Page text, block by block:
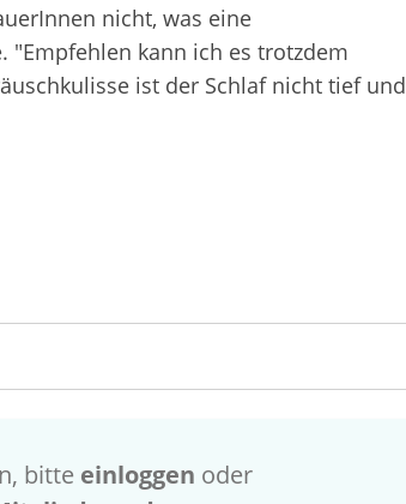
nicht, was eine
kann ich es trotzdem
ist der Schlaf nicht tief und
bitte einloggen oder